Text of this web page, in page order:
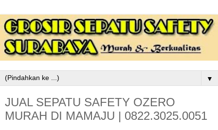
▼
JUAL SEPATU SAFETY OZERO
MURAH DI MAMAJU | 0822.3025.0051